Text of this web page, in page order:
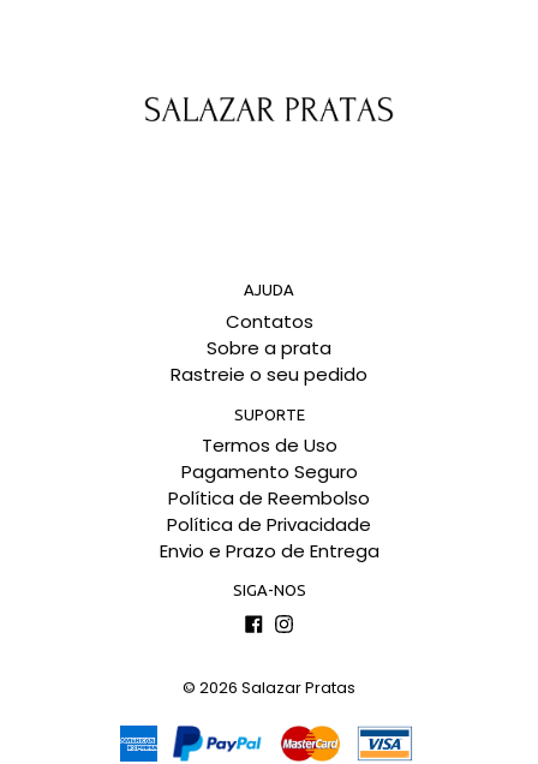
AJUDA
Contatos
Sobre a prata
Rastreie o seu pedido
SUPORTE
Termos de Uso
Pagamento Seguro
Política de Reembolso
Política de Privacidade
Envio e Prazo de Entrega
SIGA-NOS
Facebook
Instagram
© 2026 Salazar Pratas